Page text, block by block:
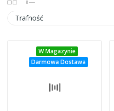
Trafność
W Magazynie
Darmowa Dostawa